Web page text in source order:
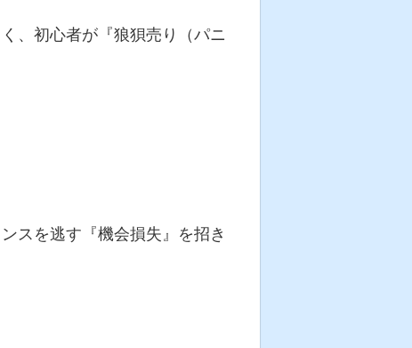
、初心者が『狼狽売り（パニ
スを逃す『機会損失』を招き